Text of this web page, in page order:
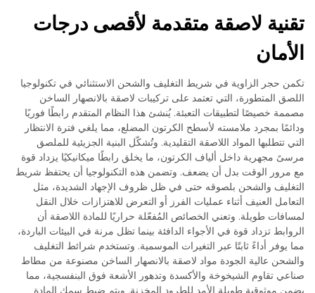
تقنية لاصقة متقدمة لأقصى درجات
الأمان
تكمن حجر الزاوية في شريط التغليف والشحن الاستثنائي في تكنولوجيا
اللصق المتطورة، التي تعتمد على تركيبات لاصقة بالانصهار الساخن
مصممة خصيصًا لتطبيقات التعبئة. يُنشئ هذا النظام المتقدم رابطًا فوريًا
ودائمًا بمجرد ملامسته لأسطح الكرتون المضلع، مما يلغي فترة الانتظار
التي تتطلبها المواد اللاصقة التقليدية. وتُشكّل البنية الجزيئية للملصق
مرسىً مجهرية داخل ألياف الكرتون، ما يخلق رابطًا ميكانيكيًا يزداد قوة
مع مرور الوقت بدل أن يضعف. وتضمن هذه التكنولوجيا أن يحتفظ شريط
التغليف والشحن بلصوقه حتى في ظل ظروف الإجهاد الشديدة، مثل
التعامل العنيف أثناء عمليات الفرز أو التعرض للاهتزازات خلال النقل
لمسافات طويلة. وتعني الخصائص المُفعّلة حراريًا للمادة اللاصقة أن
الروابط تزداد قوة في الأجواء الدافئة بينما تظل مرنة في البيئات الباردة،
مما يوفر أداءً ثابتًا عبر التغيرات الموسمية. وتستخدم شرائط التغليف
والشحن عالية الجودة مواد لاصقة بالانصهار الساخن مصنوعة من مطاط
صناعي تقاوم الشيخوخة والأكسدة وتدهور الأشعة فوق البنفسجية، مما
يضمن موثوقية طويلة الأمد للطرود المخزنة. ويتم ضبط سمك المادة